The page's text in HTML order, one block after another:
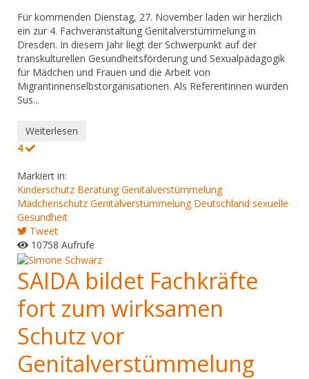
Für kommenden Dienstag, 27. November laden wir herzlich
ein zur 4. Fachveranstaltung Genitalverstümmelung in
Dresden. In diesem Jahr liegt der Schwerpunkt auf der
transkulturellen Gesundheitsförderung und Sexualpädagogik
für Mädchen und Frauen und die Arbeit von
Migrantinnenselbstorganisationen. Als Referentinnen wurden
Sus...
Weiterlesen
4
Markiert in:
Kinderschutz Beratung Genitalverstümmelung
Mädchenschutz Genitalverstümmelung Deutschland sexuelle
Gesundheit
Tweet
10758 Aufrufe
SAIDA bildet Fachkräfte
fort zum wirksamen
Schutz vor
Genitalverstümmelung